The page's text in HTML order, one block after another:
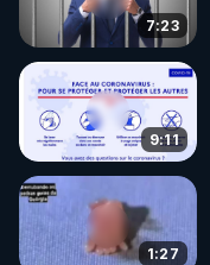
7:23
9:11
1:27